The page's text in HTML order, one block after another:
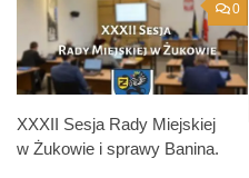
0
XXXII Sesja Rady Miejskiej
w Żukowie i sprawy Banina.